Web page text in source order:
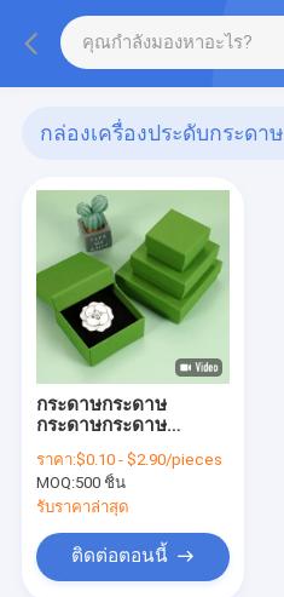
กล่องเครื่องประดับกระดาษ
กระดาษกระดาษ
กระดาษกระดาษ
กระดาษกระดาษ
กระดาษกระดาษ
กระดาษกระดาษ
กระดาษกระดาษ
กระดาษกระดาษ
กระดาษกระดาษ
ราคา:$0.10 - $2.90/pieces
MOQ:500 ชิ้น
รับราคาล่าสุด
ติดต่อตอนนี้